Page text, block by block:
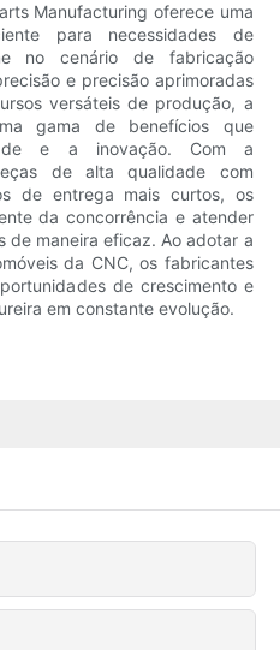
Manufacturing oferece uma
para necessidades de
no cenário de fabricação
e precisão aprimoradas
versáteis de produção, a
gama de benefícios que
e a inovação. Com a
de alta qualidade com
de entrega mais curtos, os
da concorrência e atender
de maneira eficaz. Ao adotar a
da CNC, os fabricantes
de crescimento e
em constante evolução.